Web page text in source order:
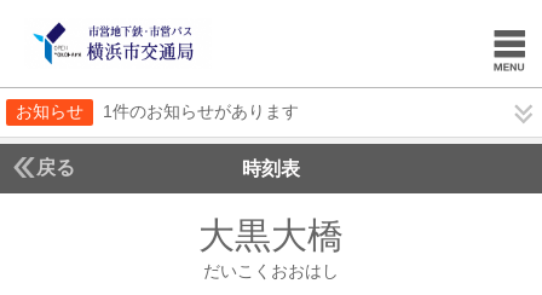
お知らせ 1件のお知らせがあります
戻る 時刻表
大黒大橋
だいこくおおはし